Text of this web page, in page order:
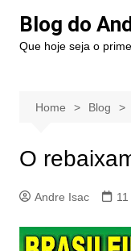
Blog do
Que hoje seja o
Home Blog
O
Andre Isac